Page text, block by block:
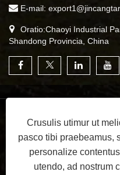
E-mail:
Oratio:Chaoyi Industrial
Shandong Provincia, China
Copyright © 2025 Linyi
All
Crusulis utimur ut
pasco tibi praebeamus,
personalize
utendo, ad nostrum